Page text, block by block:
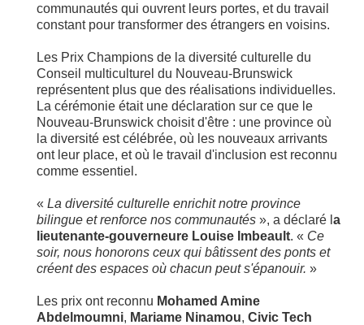
communautés qui ouvrent leurs portes, et du travail
constant pour transformer des étrangers en voisins.
Les Prix Champions de la diversité culturelle du
Conseil multiculturel du Nouveau-Brunswick
représentent plus que des réalisations individuelles.
La cérémonie était une déclaration sur ce que le
Nouveau-Brunswick choisit d'être : une province où
la diversité est célébrée, où les nouveaux arrivants
ont leur place, et où le travail d'inclusion est reconnu
comme essentiel.
« La diversité culturelle enrichit notre province
bilingue et renforce nos communautés », a déclaré la
lieutenante-gouverneure Louise Imbeault. « Ce
soir, nous honorons ceux qui bâtissent des ponts et
créent des espaces où chacun peut s'épanouir.»
Les prix ont reconnu Mohamed Amine
Abdelmoumni, Mariame Ninamou,Civic Tech